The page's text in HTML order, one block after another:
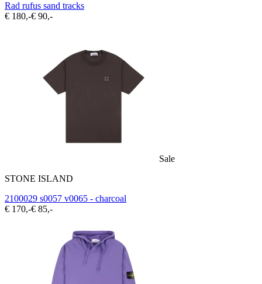
Rad rufus sand tracks
€ 180,-€ 90,-
Sale
STONE ISLAND
2100029 s0057 v0065 - charcoal
€ 170,-€ 85,-